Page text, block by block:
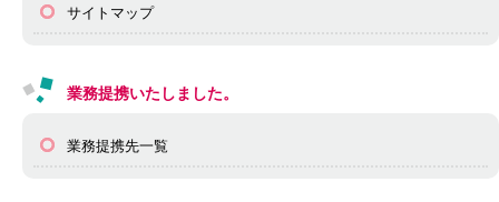
サイトマップ
業務提携いたしました。
業務提携先一覧